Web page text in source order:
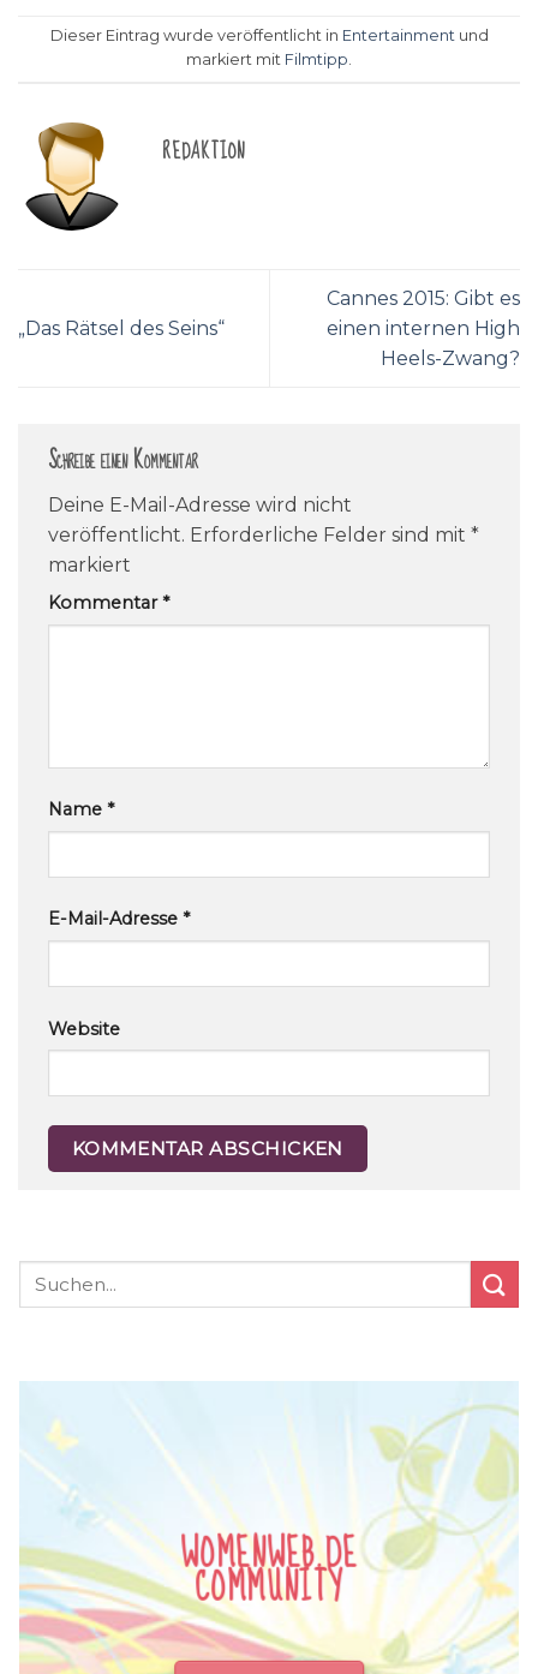
Dieser Eintrag wurde veröffentlicht in Entertainmentund
markiert mit Filmtipp.
REDAKTION
„Das Rätsel des Seins“
Cannes 2015: Gibt es
einen internen High
Heels-Zwang?
Schreibe einen Kommentar
Deine E-Mail-Adresse wird nicht
veröffentlicht. Erforderliche Felder sind mit *
markiert
Kommentar*
Name *
E-Mail-Adresse *
Website
WOMENWEB.DE
COMMUNITY